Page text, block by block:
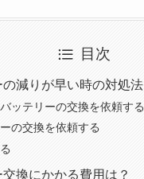
目次
減りが早い時の対処法
ッテリーの交換を依頼する
の交換を依頼する
換にかかる費用は？